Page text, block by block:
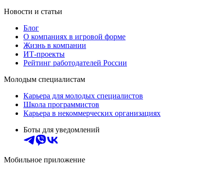
Новости и статьи
Блог
О компаниях в игровой форме
Жизнь в компании
ИТ-проекты
Рейтинг работодателей России
Молодым специалистам
Карьера для молодых специалистов
Школа программистов
Карьера в некоммерческих организациях
Боты для уведомлений
Мобильное приложение